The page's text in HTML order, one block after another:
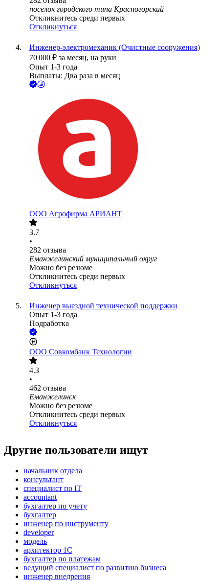
поселок городского типа Красногорский
Откликнитесь среди первых
Откликнуться
Инженер-электромеханик (Очистные сооружения)
70 000 ₽ за месяц, на руки
Опыт 1-3 года
Выплаты: Два раза в месяц
ООО Агрофирма АРИАНТ
3.7
•
282 отзыва
Еманжелинский муниципальный округ
Можно без резюме
Откликнитесь среди первых
Откликнуться
Инженер выездной технической поддержки
Опыт 1-3 года
Подработка
ООО Совкомбанк Технологии
4.3
•
462 отзыва
Еманжелинск
Можно без резюме
Откликнитесь среди первых
Откликнуться
Другие пользователи ищут
начальник отдела
консультант
специалист по IT
accountant
бухгалтер по учету
бухгалтер
инженер по инструменту
developer
модель
архитектор 1С
бухгалтер по платежам
ведущий специалист по развитию бизнеса
инженер внедрения